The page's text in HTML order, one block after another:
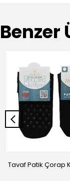
Benzer
Tavaf Patik Çorap